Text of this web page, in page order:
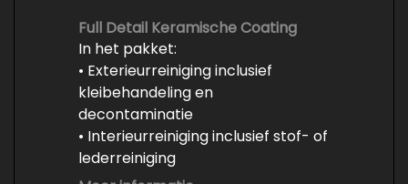
polijsten
Full Detail Keramische Coating
In het pakket:
• Exterieurreiniging inclusief
kleibehandeling en
decontaminatie
• Interieurreiniging inclusief stof- of
lederreiniging